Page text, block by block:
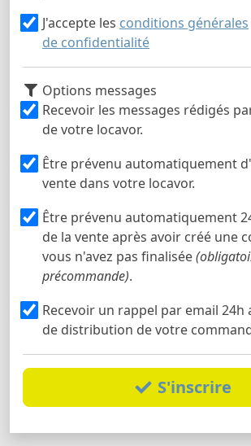
J'accepte les conditions générales
de confidentialité
Options messages
Recevoir les messages rédigés
de votre locavor.
Être prévenu automatiquement
vente dans votre locavor.
Être prévenu automatiquement
de la vente après avoir créé une
vous n'avez pas finalisée
précommande).
Recevoir un rappel par email 24h
de distribution de votre
S'inscrire